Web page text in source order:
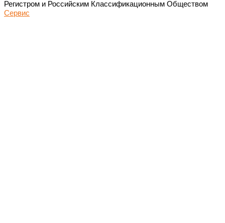
Регистром и Российским Классификационным Обществом
Сервис